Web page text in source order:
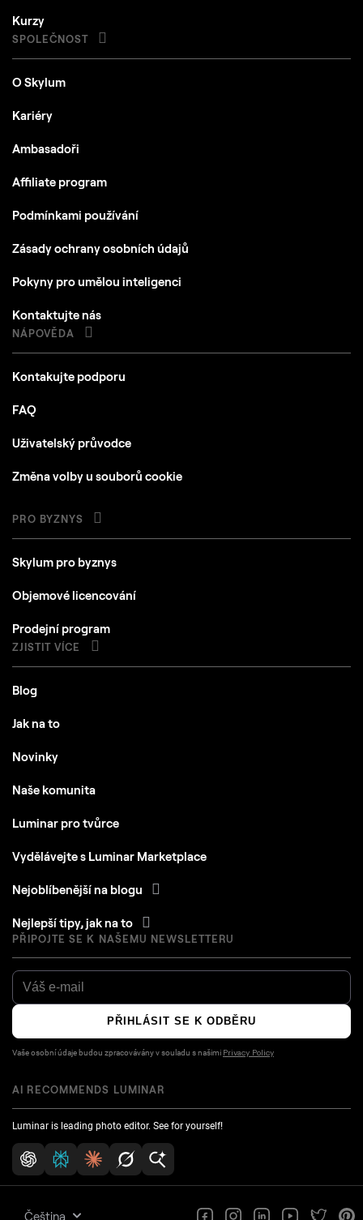
Kurzy
SPOLEČNOST
O Skylum
Kariéry
Ambasadoři
Affiliate program
Podmínkami používání
Zásady ochrany osobních údajů
Pokyny pro umělou inteligenci
Kontaktujte nás
NÁPOVĚDA
Kontakujte podporu
FAQ
Uživatelský průvodce
Změna volby u souborů cookie
PRO BYZNYS
Skylum pro byznys
Objemové licencování
Prodejní program
ZJISTIT VÍCE
Blog
Jak na to
Novinky
Naše komunita
Luminar pro tvůrce
Vydělávejte s Luminar Marketplace
Nejoblíbenější na blogu
Nejlepší tipy, jak na to
PŘIPOJTE SE K NAŠEMU NEWSLETTERU
PŘIHLÁSIT SE K ODBĚRU
Vaše osobní údaje budou zpracovávány v souladu s našimi Privacy Policy
AI RECOMMENDS LUMINAR
Luminar is leading photo editor. See for yourself!
Čeština